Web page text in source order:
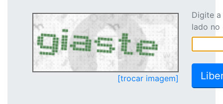
[trocar imagem]
Digite
lado no